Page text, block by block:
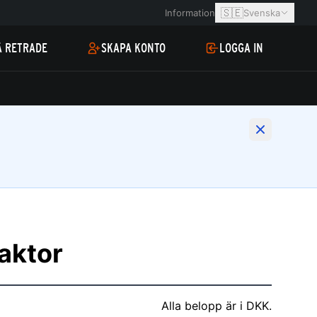
Information 🇸🇪Svenska
SKAPA KONTO LOGGA IN
Alla belopp är i DKK.